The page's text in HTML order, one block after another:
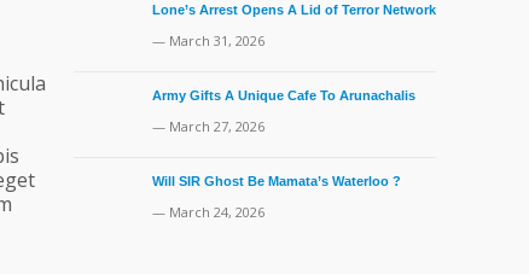
Lone’s Arrest Opens A Lid of Terror Network
— March 31, 2026
Army Gifts A Unique Cafe To Arunachalis
— March 27, 2026
Will SIR Ghost Be Mamata’s Waterloo ?
— March 24, 2026